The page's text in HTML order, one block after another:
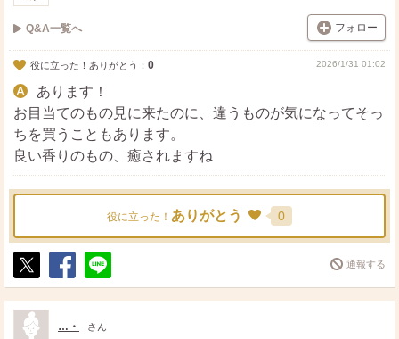
Q&A一覧へ フォロー
役に立った！ありがとう： 0 2026/1/31 01:02
あります！
お目当てのもの見に来たのに、違うものが気になってそっ
ちを買うこともあります。
良い香りのもの、癒されますね
役に立った！ ありがとう 0
ポ
ス
ト
シ
ェ
送
る
通報する
…・ さん